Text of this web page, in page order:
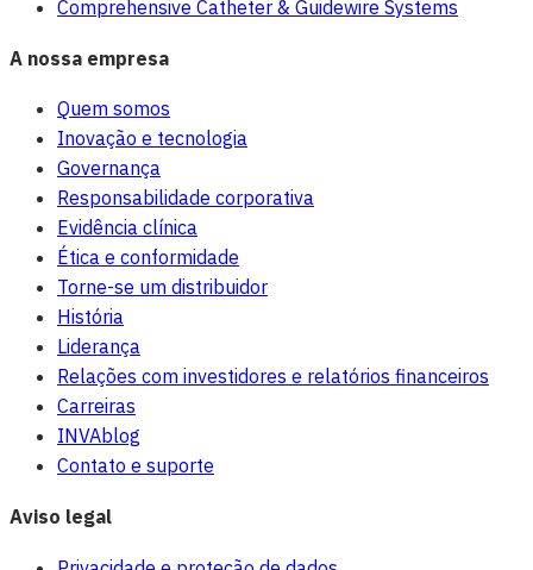
Comprehensive Catheter & Guidewire Systems
A nossa empresa
Quem somos
Inovação e tecnologia
Governança
Responsabilidade corporativa
Evidência clínica
Ética e conformidade
Torne-se um distribuidor
História
Liderança
Relações com investidores e relatórios financeiros
Carreiras
INVAblog
Contato e suporte
Aviso legal